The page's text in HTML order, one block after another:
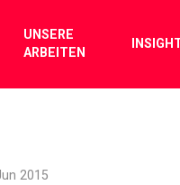
UNSERE
ARBEITEN
2015